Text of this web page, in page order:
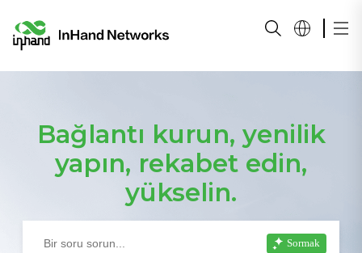
Bağlantı kurun, yenilik
yapın, rekabet edin,
yükselin.
Sormak